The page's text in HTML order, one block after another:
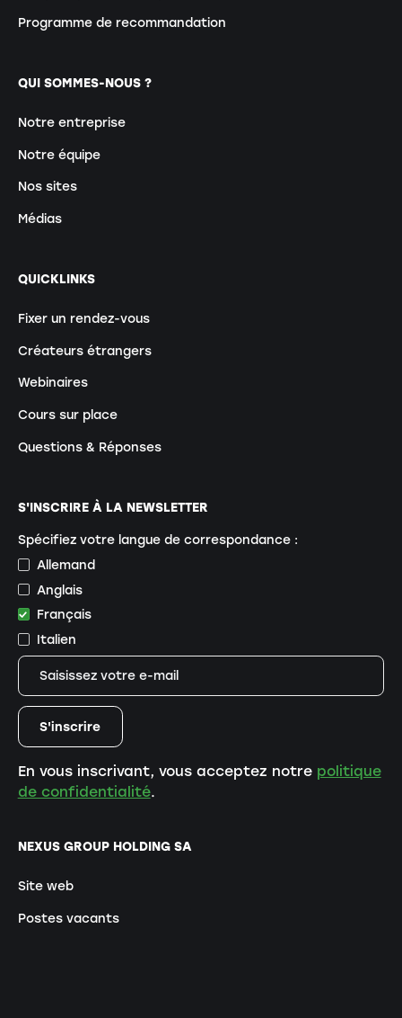
Programme de recommandation
QUI SOMMES-NOUS ?
Notre entreprise
Notre équipe
Nos sites
Médias
QUICKLINKS
Fixer un rendez-vous
Créateurs étrangers
Webinaires
Cours sur place
Questions & Réponses
NEXUS GROUP HOLDING SA
Site web
Postes vacants
S'INSCRIRE À LA NEWSLETTER
Spécifiez votre langue de correspondance :
Allemand
Anglais
Français
Italien
En vous inscrivant, vous acceptez notre politique
de confidentialité.